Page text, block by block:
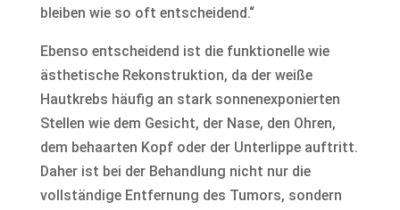
bleiben wie so oft entscheidend.“
Ebenso entscheidend ist die funktionelle wie
ästhetische Rekonstruktion, da der weiße
Hautkrebs häufig an stark sonnenexponierten
Stellen wie dem Gesicht, der Nase, den Ohren,
dem behaarten Kopf oder der Unterlippe auftritt.
Daher ist bei der Behandlung nicht nur die
vollständige Entfernung des Tumors, sondern